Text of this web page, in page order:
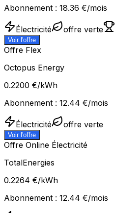
Abonnement : 18.36 €/mois
Électricité offre verte
Voir l'offre
Offre Flex
Octopus Energy
0.2200 €/kWh
Abonnement : 12.44 €/mois
Électricité offre verte
Voir l'offre
Offre Online Électricité
TotalEnergies
0.2264 €/kWh
Abonnement : 12.44 €/mois